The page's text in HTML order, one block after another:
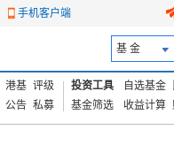
手机客户端
基 金
港基 评级
公告 私募
投资工具 自选基金
基金筛选
收益计算